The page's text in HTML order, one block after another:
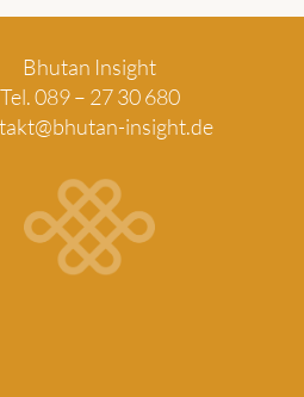
Bhutan Insight
Tel. 089 – 27 30 680
insight.de